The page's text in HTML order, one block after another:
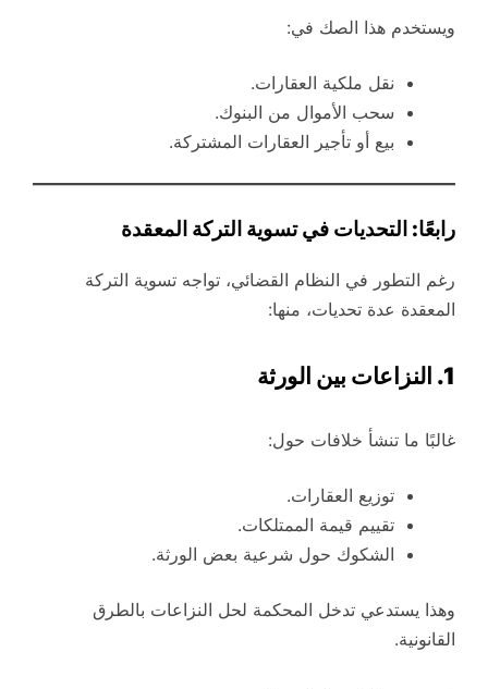
ويستخدم هذا الصك في:
نقل ملكية العقارات.
سحب الأموال من البنوك.
بيع أو تأجير العقارات المشتركة.
رابعًا: التحديات في تسوية التركة المعقدة
رغم التطور في النظام القضائي، تواجه تسوية التركة
المعقدة عدة تحديات، منها:
1. النزاعات بين الورثة
غالبًا ما تنشأ خلافات حول:
توزيع العقارات.
تقييم قيمة الممتلكات.
الشكوك حول شرعية بعض الورثة.
وهذا يستدعي تدخل المحكمة لحل النزاعات بالطرق
القانونية.